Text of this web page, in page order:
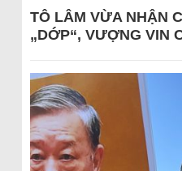
TÔ LÂM VỪA NHẬN
„DỚP“, VƯỢNG VIN